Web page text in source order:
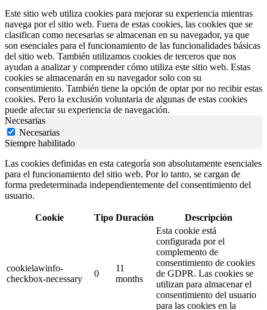
Este sitio web utiliza cookies para mejorar su experiencia mientras
navega por el sitio web. Fuera de estas cookies, las cookies que se
clasifican como necesarias se almacenan en su navegador, ya que
son esenciales para el funcionamiento de las funcionalidades básicas
del sitio web. También utilizamos cookies de terceros que nos
ayudan a analizar y comprender cómo utiliza este sitio web. Estas
cookies se almacenarán en su navegador solo con su
consentimiento. También tiene la opción de optar por no recibir estas
cookies. Pero la exclusión voluntaria de algunas de estas cookies
puede afectar su experiencia de navegación.
Necesarias
Necesarias
Siempre habilitado
Las cookies definidas en esta categoría son absolutamente esenciales
para el funcionamiento del sitio web. Por lo tanto, se cargan de
forma predeterminada independientemente del consentimiento del
usuario.
Cookie Tipo Duración Descripción
cookielawinfo-
checkbox-necessary
0
11
months
Esta cookie está
configurada por el
complemento de
consentimiento de cookies
de GDPR. Las cookies se
utilizan para almacenar el
consentimiento del usuario
para las cookies en la